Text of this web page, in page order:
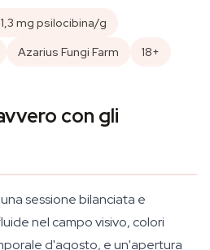
mg psilocibina/g
Azarius Fungi Farm 18+
con gli
sessione bilanciata e
nel campo visivo, colori
d'agosto, e un'apertura